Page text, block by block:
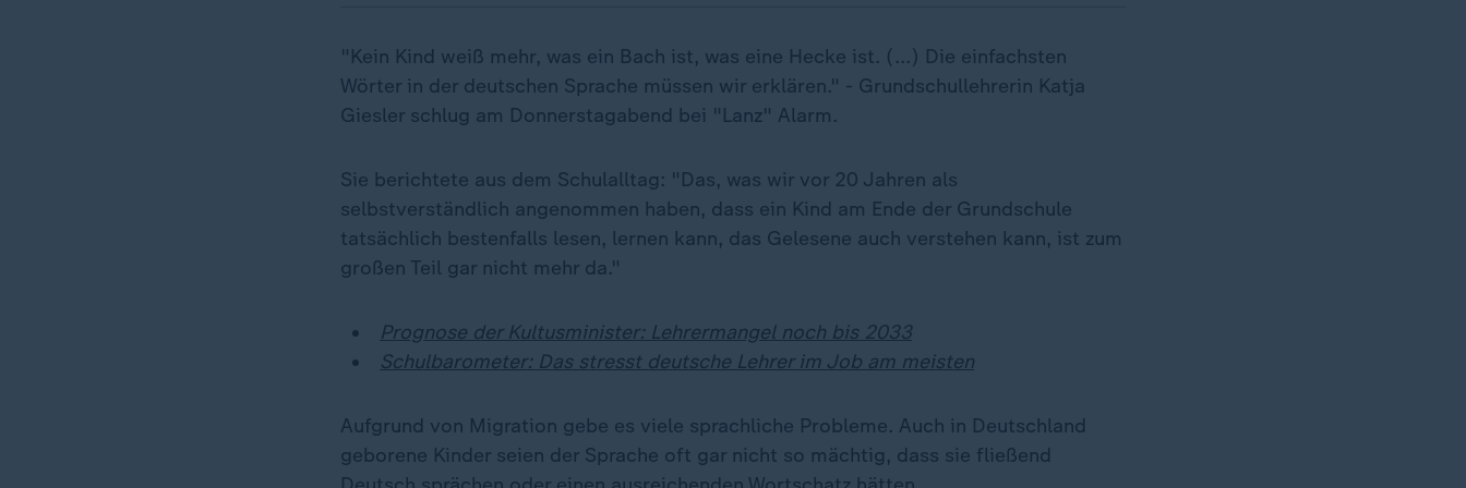
"Kein Kind weiß mehr, was ein Bach ist, was eine Hecke ist. (...) Die einfachsten
Wörter in der deutschen Sprache müssen wir erklären." - Grundschullehrerin Katja
Giesler schlug am Donnerstagabend bei "Lanz" Alarm.
Sie berichtete aus dem Schulalltag: "Das, was wir vor 20 Jahren als
selbstverständlich angenommen haben, dass ein Kind am Ende der Grundschule
tatsächlich bestenfalls lesen, lernen kann, das Gelesene auch verstehen kann, ist zum
großen Teil gar nicht mehr da."
Prognose der Kultusminister: Lehrermangel noch bis 2033
Schulbarometer: Das stresst deutsche Lehrer im Job am meisten
Aufgrund von Migration gebe es viele sprachliche Probleme. Auch in Deutschland
geborene Kinder seien der Sprache oft gar nicht so mächtig, dass sie fließend